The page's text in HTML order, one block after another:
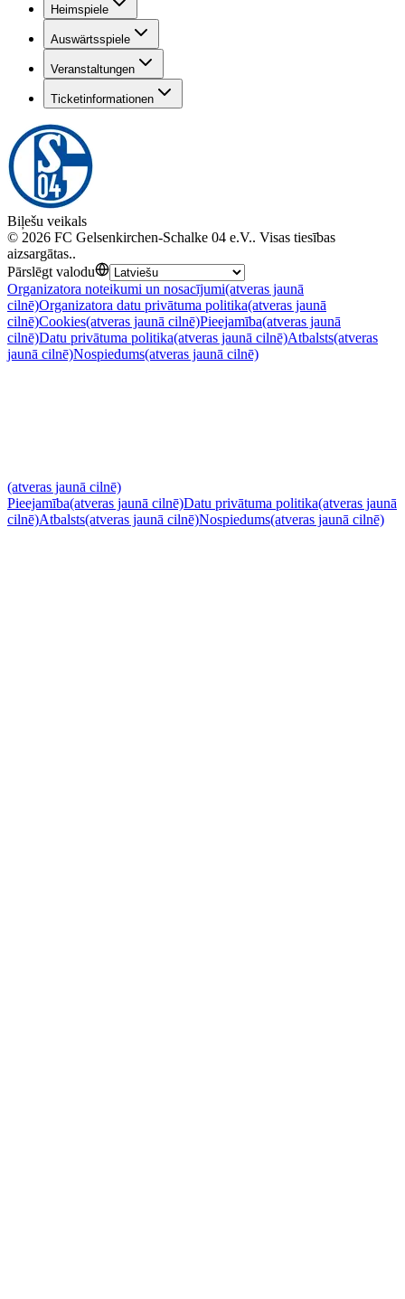
Heimspiele
Auswärtsspiele
Veranstaltungen
Ticketinformationen
Biļešu veikals
© 2026 FC Gelsenkirchen-Schalke 04 e.V.. Visas tiesības
aizsargātas..
Pārslēgt valodu
Organizatora noteikumi un nosacījumi(atveras jaunā
cilnē)Organizatora datu privātuma politika(atveras jaunā
cilnē)Cookies(atveras jaunā cilnē)Pieejamība(atveras jaunā
cilnē)Datu privātuma politika(atveras jaunā cilnē)Atbalsts(atveras
jaunā cilnē)Nospiedums(atveras jaunā cilnē)
(atveras jaunā cilnē)
Pieejamība(atveras jaunā cilnē)Datu privātuma politika(atveras jaunā
cilnē)Atbalsts(atveras jaunā cilnē)Nospiedums(atveras jaunā cilnē)